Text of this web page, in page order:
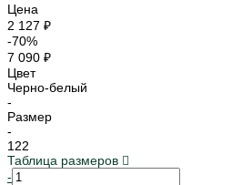
Цена
2 127 ₽
-70%
7 090 ₽
Цвет
Черно-белый
-
Размер
-
122
Таблица размеров
-